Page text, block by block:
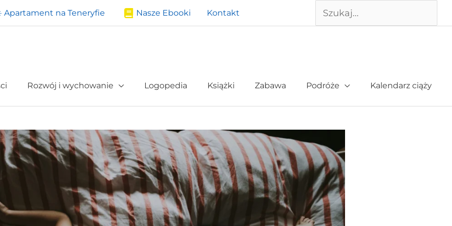
Apartament na Teneryfie Nasze Ebooki Kontakt Szukaj
Rozwój i wychowanie Logopedia Książki Zabawa Podróże Kalendarz ciąży